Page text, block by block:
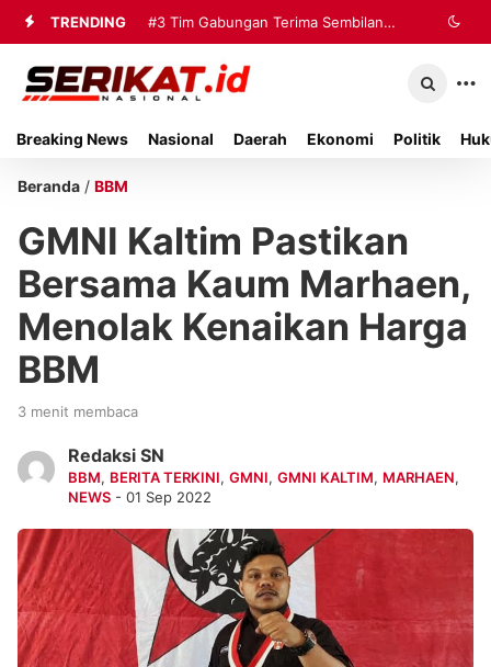
TRENDING #3 Tim Gabungan Terima Sembilan
Korban Evakuasi KM Mutiara Sentosa
Breaking News Nasional Daerah Ekonomi Politik
Beranda / BBM
GMNI Kaltim Pastikan
Bersama Kaum Marhaen,
Menolak Kenaikan Harga
BBM
3 menit membaca
Redaksi SN
BBM, BERITA TERKINI, GMNI, GMNI KALTIM, MARHAEN,
NEWS- 01 Sep 2022